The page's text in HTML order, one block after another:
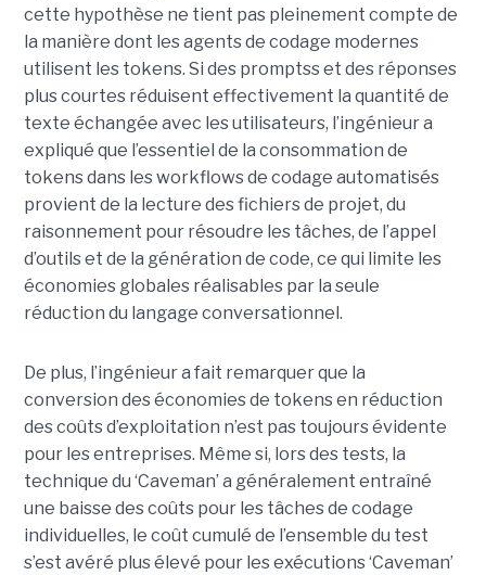
cette hypothèse ne tient pas pleinement compte de
la manière dont les agents de codage modernes
utilisent les tokens. Si des promptss et des réponses
plus courtes réduisent effectivement la quantité de
texte échangée avec les utilisateurs, l’ingénieur a
expliqué que l’essentiel de la consommation de
tokens dans les workflows de codage automatisés
provient de la lecture des fichiers de projet, du
raisonnement pour résoudre les tâches, de l’appel
d’outils et de la génération de code, ce qui limite les
économies globales réalisables par la seule
réduction du langage conversationnel.
De plus, l’ingénieur a fait remarquer que la
conversion des économies de tokens en réduction
des coûts d’exploitation n’est pas toujours évidente
pour les entreprises. Même si, lors des tests, la
technique du ‘Caveman’ a généralement entraîné
une baisse des coûts pour les tâches de codage
individuelles, le coût cumulé de l’ensemble du test
s’est avéré plus élevé pour les exécutions ‘Caveman’